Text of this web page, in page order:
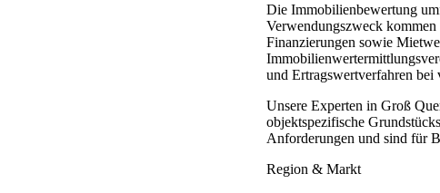
Die Immobilienbewertung
Verwendungszweck
Finanzierungen sowie
und Ertragswertverfahren bei
Unsere Experten in Groß
objektspezifische
Anforderungen und sind für
Region & Markt